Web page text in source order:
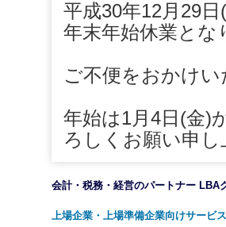
平成30年12月29
年末年始休業とな
ご不便をおかけい
年始は1月4日(金)
ろしくお願い申し
会計・税務・経営のパートナー LBA
上場企業・上場準備企業向けサービス